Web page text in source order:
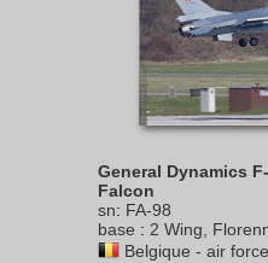
General Dynamics
Falcon
sn: FA-98
base : 2 Wing,
Belgique - air force